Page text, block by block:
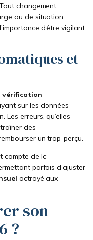
changement
ou de situation
d’être vigilant
et
vérification
sur les données
Les erreurs, qu’elles
des
un trop-perçu.
compte de la
parfois d’ajuster
octroyé aux
son
?